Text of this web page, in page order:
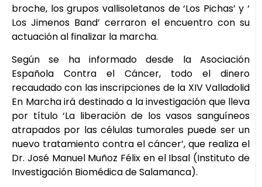
broche, los grupos vallisoletanos de ‘Los Pichas’ y ‘
Los Jimenos Band’ cerraron el encuentro con su
actuación al finalizar la marcha.
Según se ha informado desde la Asociación
Española Contra el Cáncer, todo el dinero
recaudado con las inscripciones de la XIV Valladolid
En Marcha irá destinado a la investigación que lleva
por título ‘La liberación de los vasos sanguíneos
atrapados por las células tumorales puede ser un
nuevo tratamiento contra el cáncer’, que realiza el
Dr. José Manuel Muñoz Félix en el Ibsal (Instituto de
Investigación Biomédica de Salamanca).